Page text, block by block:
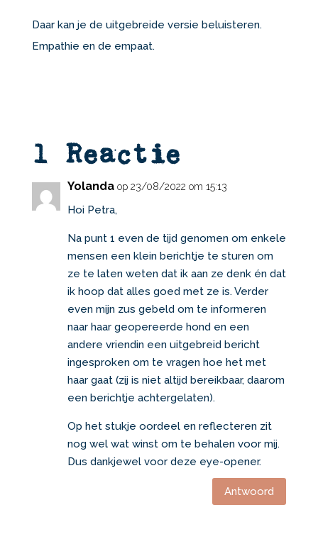
Daar kan je de uitgebreide versie beluisteren.
Empathie en de empaat.
1 Reactie
Yolanda op 23/08/2022 om 15:13
Hoi Petra,
Na punt 1 even de tijd genomen om enkele
mensen een klein berichtje te sturen om
ze te laten weten dat ik aan ze denk én dat
ik hoop dat alles goed met ze is. Verder
even mijn zus gebeld om te informeren
naar haar geopereerde hond en een
andere vriendin een uitgebreid bericht
ingesproken om te vragen hoe het met
haar gaat (zij is niet altijd bereikbaar, daarom
een berichtje achtergelaten).
Op het stukje oordeel en reflecteren zit
nog wel wat winst om te behalen voor mij.
Dus dankjewel voor deze eye-opener.
Antwoord